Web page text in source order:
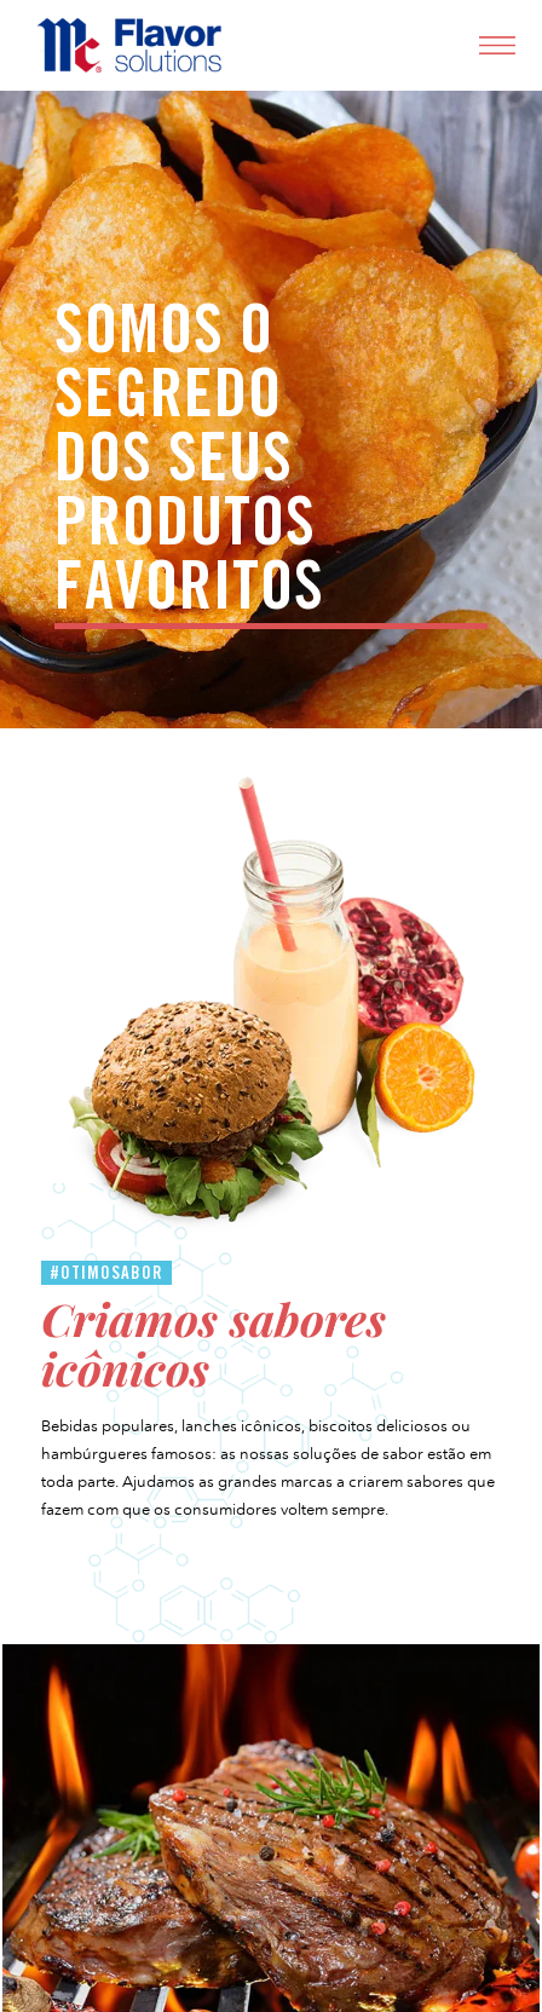
SOMOS O
SEGREDO
DOS SEUS
PRODUTOS
FAVORITOS
#OTIMOSABOR
Criamos sabores
icônicos
Bebidas populares, lanches icônicos, biscoitos deliciosos ou
hambúrgueres famosos: as nossas soluções de sabor estão em
toda parte. Ajudamos as grandes marcas a criarem sabores que
fazem com que os consumidores voltem sempre.